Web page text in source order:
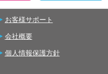
お客様サポート
会社概要
個人情報保護方針